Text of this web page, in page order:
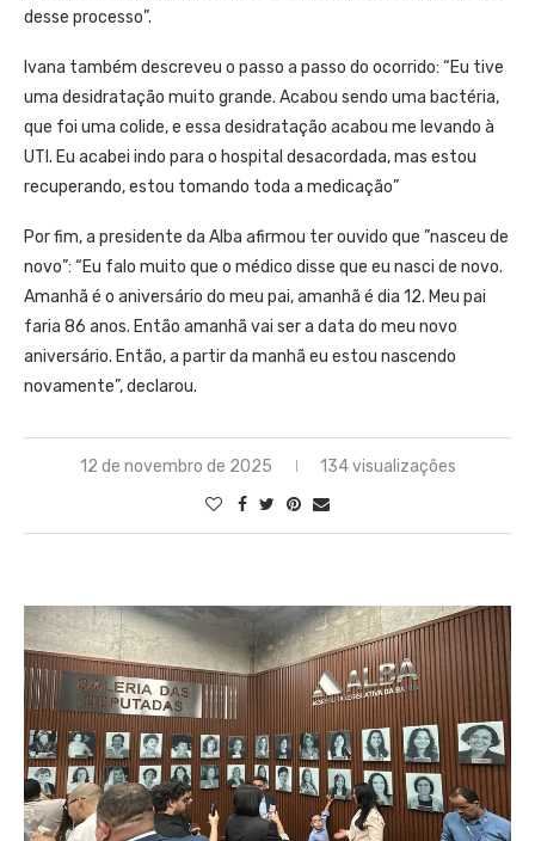
desse processo”.
Ivana também descreveu o passo a passo do ocorrido: “Eu tive
uma desidratação muito grande. Acabou sendo uma bactéria,
que foi uma colide, e essa desidratação acabou me levando à
UTI. Eu acabei indo para o hospital desacordada, mas estou
recuperando, estou tomando toda a medicação”
Por fim, a presidente da Alba afirmou ter ouvido que ”nasceu de
novo”: “Eu falo muito que o médico disse que eu nasci de novo.
Amanhã é o aniversário do meu pai, amanhã é dia 12. Meu pai
faria 86 anos. Então amanhã vai ser a data do meu novo
aniversário. Então, a partir da manhã eu estou nascendo
novamente”, declarou.
12 de novembro de 2025 134 visualizações